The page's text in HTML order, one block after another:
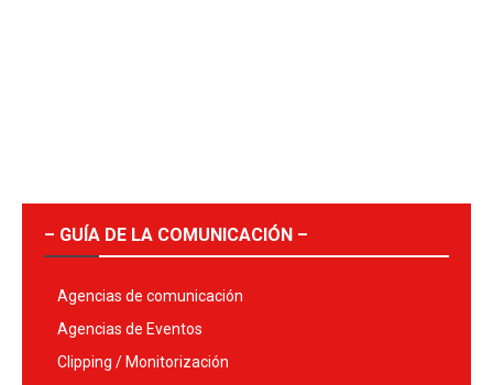
– GUÍA DE LA COMUNICACIÓN –
Agencias de comunicación
Agencias de Eventos
Clipping / Monitorización